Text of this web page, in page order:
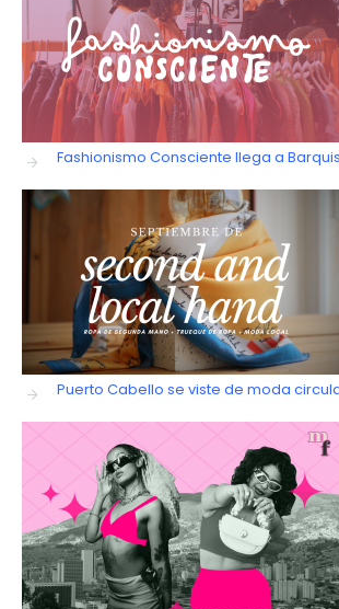
Fashionismo Consciente llega a
Puerto Cabello se viste de moda